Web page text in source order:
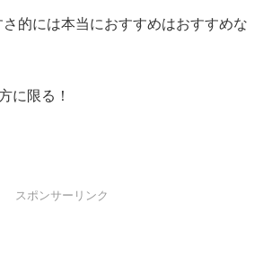
的には本当におすすめはおすすめな
に限る！
スポンサーリンク